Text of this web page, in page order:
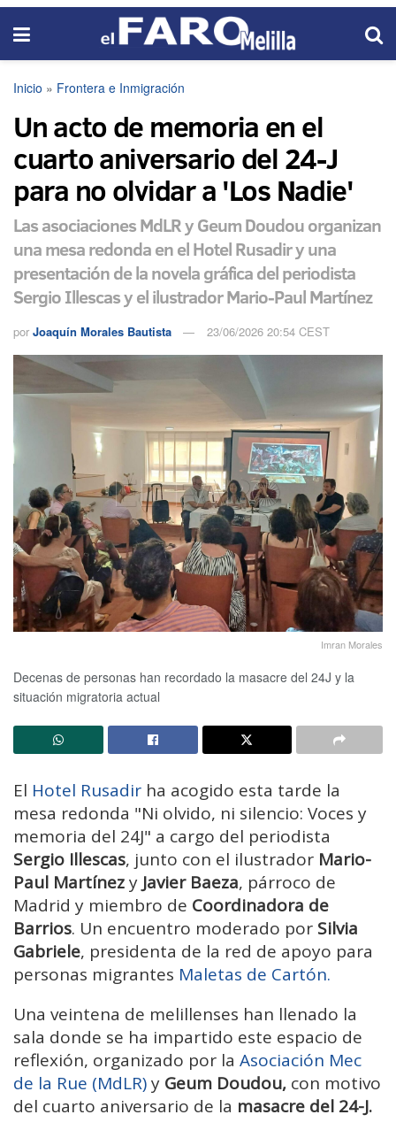
Inicio » Frontera e Inmigración
Un acto de memoria en el
cuarto aniversario del 24-J
para no olvidar a 'Los Nadie'
Las asociaciones MdLR y Geum Doudou organizan
una mesa redonda en el Hotel Rusadir y una
presentación de la novela gráfica del periodista
Sergio Illescas y el ilustrador Mario-Paul Martínez
por Joaquín Morales Bautista 23/06/2026 20:54 CEST
Imran Morales
Decenas de personas han recordado la masacre del 24J y la
situación migratoria actual
El Hotel Rusadir ha acogido esta tarde la
mesa redonda "Ni olvido, ni silencio: Voces y
memoria del 24J" a cargo del periodista
Sergio Illescas, junto con el ilustrador Mario-
Paul Martínezy Javier Baeza, párroco de
Madrid y miembro de Coordinadora de
Barrios. Un encuentro moderado por Silvia
Gabriele, presidenta de la red de apoyo para
personas migrantes Maletas de Cartón.
Una veintena de melillenses han llenado la
sala donde se ha impartido este espacio de
reflexión, organizado por la Asociación Mec
de la Rue (MdLR)y Geum Doudou, con motivo
del cuarto aniversario de la masacre del 24-J.